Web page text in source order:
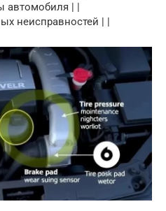
автомобиля | |
неисправностей | |